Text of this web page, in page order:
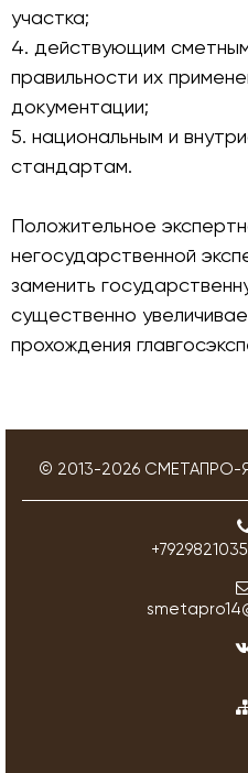
участка;
4. действующим
правильности их
документации;
5. национальным и
стандартам.
Положительное
негосударственной
заменить
существенно
прохождения
© 2013-2026 СМЕТАПРО-